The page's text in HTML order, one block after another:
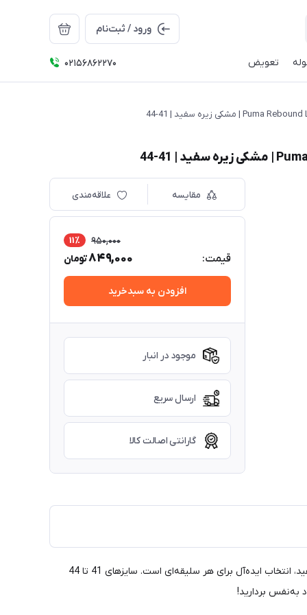
ورود / ثبت‌نام
تعویض
02156862270
مقایسه علاقه‌مندی
قیمت:
950,000 11٪
849,000تومان
افزودن به سبدخرید
موجود در انبار
ارسال سریع
گارانتی اصالت کالا
با کتونی مردانه اسپرت پوما مدل Puma Rebound Lay-Up، استایل و راحتی را با هم تجربه کنید! این کفش با طراحی مدرن و رنگ مشکی زیره سفید، انتخاب ایده‌آل برای هر سلیقه‌ای است. سایزهای 41 تا 44
به‌نفس بردارید!